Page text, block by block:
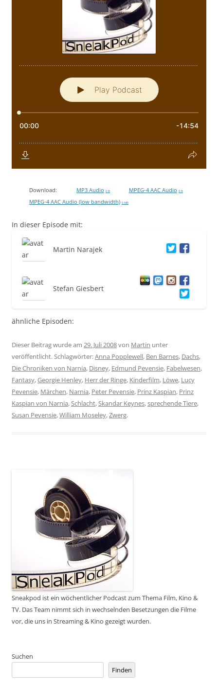
Download: MP3 Audio 0 B MPEG-4 AAC Audio 0 B
MPEG-4 AAC Audio (low bandwidth) 5 MB
In dieser Episode mit:
Martin Narajek
Stefan Giesbert
ähnliche Episoden:
Dieser Beitrag wurde am 29. Juli 2008von Martin unter
veröffentlicht. Schlagwörter:Anna Popplewell, Ben Barnes, Dachs,
Die Chroniken von Narnia, Disney, Edmund Pevensie, Fabelwesen,
Fantasy,Georgie Henley, Herr der Ringe, Kinderfilm, Löwe, Lucy
Pevensie, Märchen, Narnia, Peter Pevensie, Prinz Kaspian, Prinz
Kaspian von Narnia,Schlacht,Skandar Keynes,sprechende Tiere,
Susan Pevensie,William Moseley,Zwerg.
Sneakpod ist ein wöchentlicher Podcast zum Thema Film, Kino &
TV. Das Team nimmt sich in wechselnden Besetzungen die Filme
vor, die uns in Streaming & Kino gezeigt wurden.
Suchen
Finden